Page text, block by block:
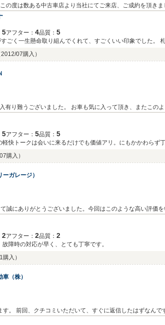
の度は数ある中古車店より当社にてご来店、ご成約を頂き
ください。
5アフター： 4品質： 5
ごく一生懸命取り組んでくれて、すごくいい印象でした。
くお願いします☆
2012/07購入）
り難うございました。 お車も気に入って頂き、またこの
ので 今後共よろしくお願い致します。 この度は本当にあ
5アフター： 5品質： 5
快トークは会いに来るだけでも価値アリ。にもかかわらず
購入）
ガレージ）
誠にありがとうございました。今回はこのような高い評価
ーサービスに関しても誠意をもってご対応させていただ
2アフター： 2品質： 2
障時の対応が早く、とても丁寧です。
購入）
（株）
。 前回、クチコミいただいて、すぐに返信したはずなん
けることが、我々の使命だと思います。 これからもより一